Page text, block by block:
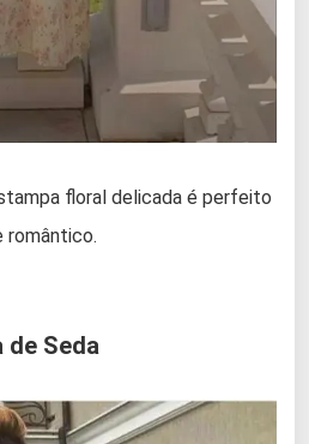
floral delicada é perfeito
romântico.
de Seda